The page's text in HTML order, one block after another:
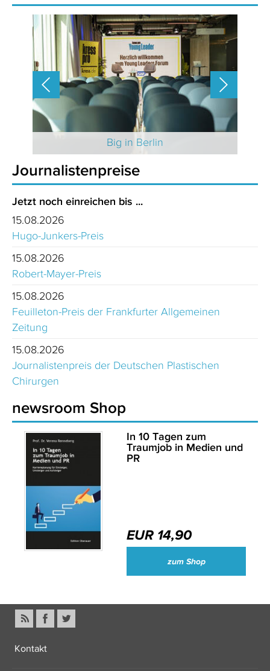
Big in Berlin
Journalistenpreise
Jetzt noch einreichen bis ...
15.08.2026
Hugo-Junkers-Preis
15.08.2026
Robert-Mayer-Preis
15.08.2026
Feuilleton-Preis der Frankfurter Allgemeinen
Zeitung
15.08.2026
Journalistenpreis der Deutschen Plastischen
Chirurgen
newsroom Shop
In 10 Tagen zum
Traumjob in Medien und
PR
EUR 14,90
zum Shop
Kontakt